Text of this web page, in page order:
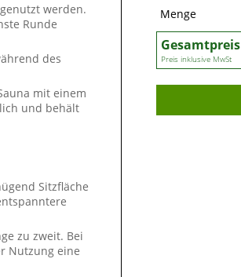
werden.
Runde
des
mit einem
und behält
Sitzfläche
zu zweit. Bei
Nutzung eine
Menge
Gesamtpreis
Preis inklusive MwSt